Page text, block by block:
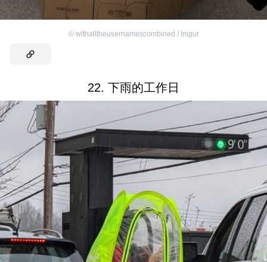
© withalltheusernamescombined / Imgur
22. 下雨的工作日